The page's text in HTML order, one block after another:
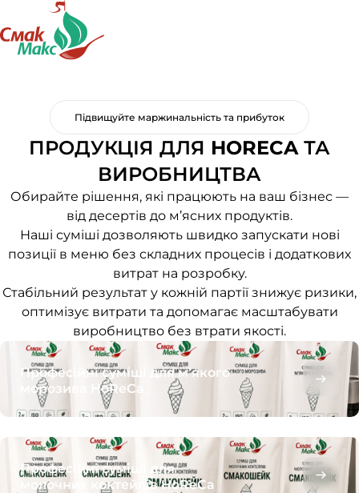
Підвищуйте маржинальність та прибуток
ПРОДУКЦІЯ ДЛЯ HORECAТА
ВИРОБНИЦТВА
Обирайте рішення, які працюють на ваш бізнес —
від десертів до м’ясних продуктів.
Наші суміші дозволяють швидко запускати нові
позиції в меню без складних процесів і додаткових
витрат на розробку.
Стабільний результат у кожній партії знижує ризики,
оптимізує витрати та допомагає масштабувати
виробництво без втрати якості.
Професійні суміші для м’якого
морозива HoReCa
Професійні суміші для
молочних коктейлів HoReCa